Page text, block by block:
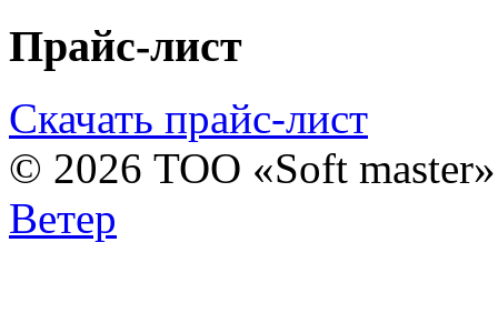
Прайс-лист
Скачать прайс-лист
© 2026 ТОО «Soft
Ветер